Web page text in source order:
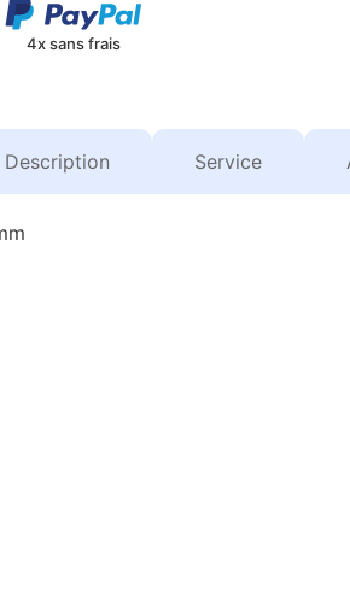
4x sans frais
Description Service